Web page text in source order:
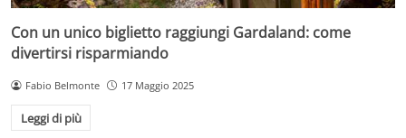
Con un unico biglietto raggiungi Gardaland: come
divertirsi risparmiando
Fabio Belmonte 17 Maggio 2025
Leggi di più